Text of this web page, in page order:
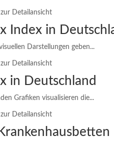
Detailansicht
Index in
Darstellungen geben...
Detailansicht
in Deutschland
Grafiken visualisieren die...
Detailansicht